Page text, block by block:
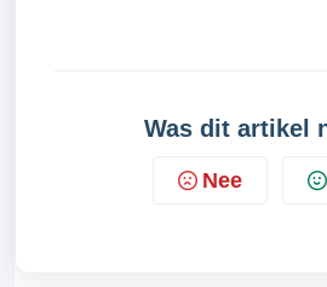
Was dit artikel
Nee